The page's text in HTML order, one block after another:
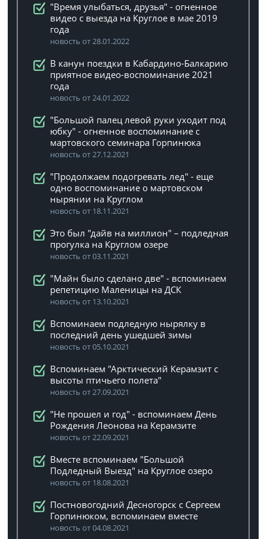
"Время улыбаться, друзья" - огненное
видео с выезда на Круглое в мае 2019
года
новость от 28.01.2022
В канун поездки в Кабардино-Балкарию
приятное видео-воспоминание 2021
года
новость от 24.01.2022
"Большой палец левой руки уходит под
юбку" - огненное воспоминание с
мартовского семинара Горпинюка
новость от 27.12.2021
"Продолжаем подогревать лед" - еще
одно воспоминание о мартовском
нырянии на Круглом
новость от 18.11.2021
Это был "дайв на миллион" – подледная
прогулка на Круглом озере
новость от 03.11.2021
"Майн было сделано две" - вспоминаем
репетицию Маленицы на ДСК
новость от 13.10.2021
Вспоминаем подледную нырялку в
последний день ушедшей зимы
новость от 05.10.2021
Вспоминаем "Арктический Керамзит с
высоты птичьего полета"
новость от 27.09.2021
"Не прошел и год" - вспоминаем День
Рождения Леонова на Керамзите
новость от 22.09.2021
Вместе вспоминаем "Большой
Подледный Выезд" на Круглое озеро
новость от 18.08.2021
Постновогодний Десногорск с Сергеем
Горпинюком, вспоминаем вместе
новость от 04.08.2021